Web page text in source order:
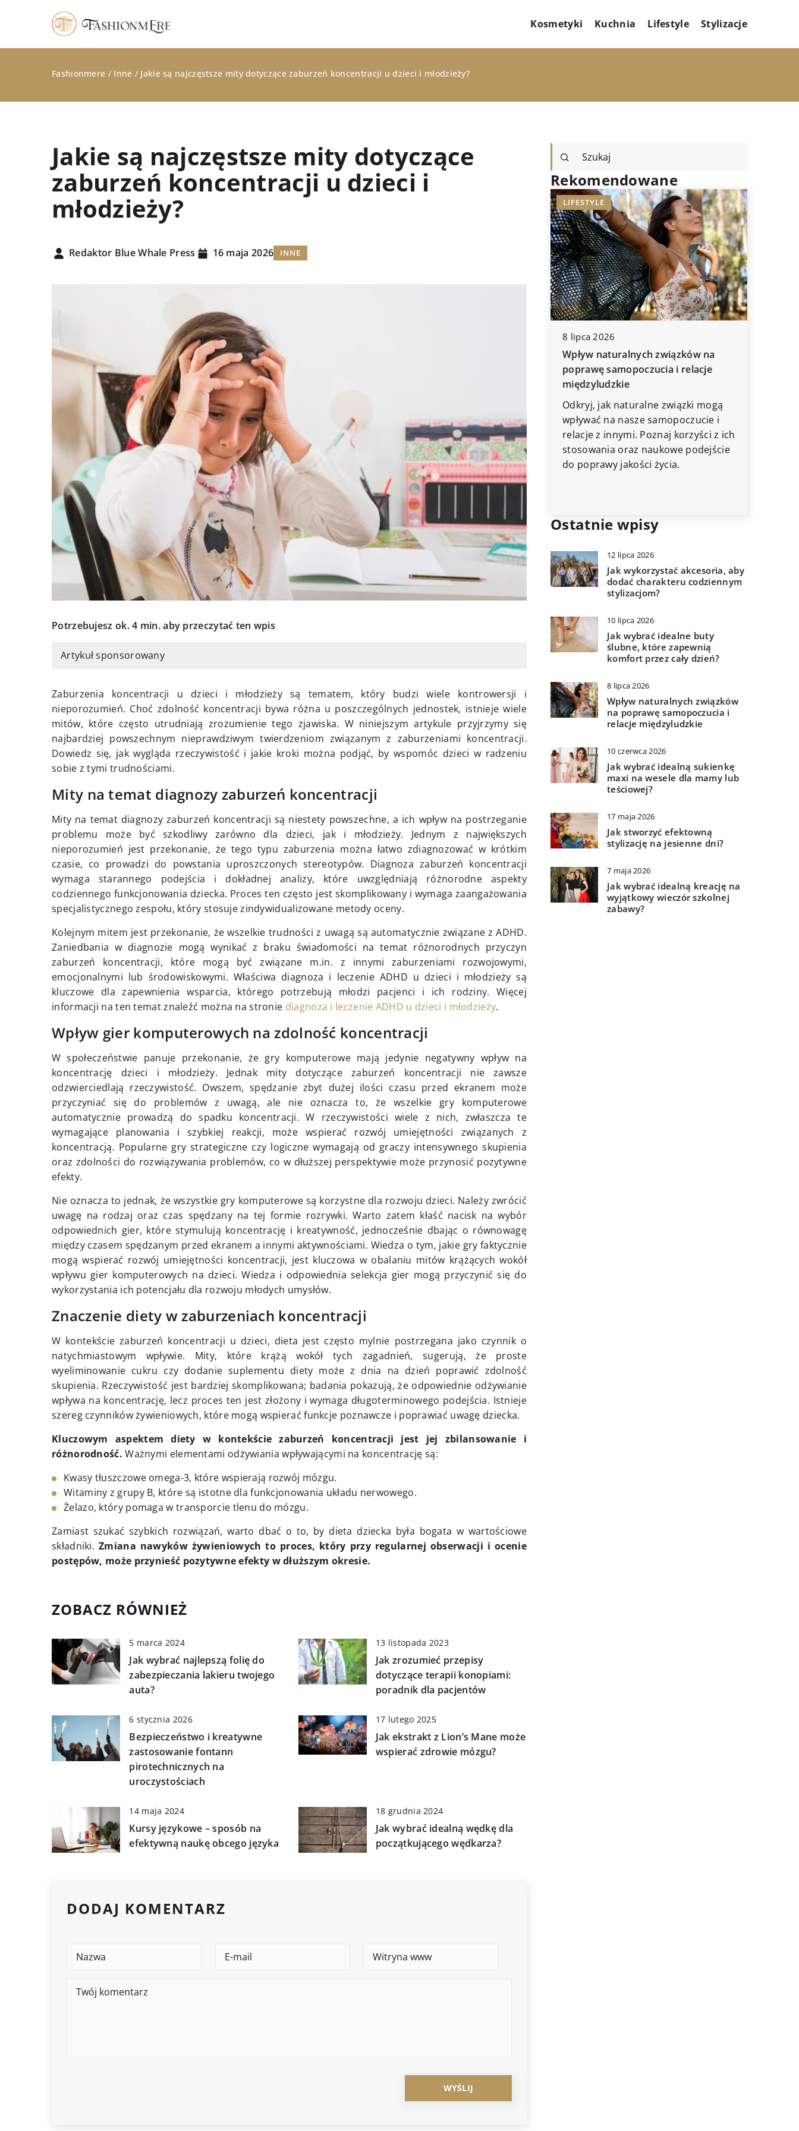
Kosmetyki Kuchnia Lifestyle Stylizacje
Fashionmere / Inne / Jakie są najczęstsze mity dotyczące zaburzeń koncentracji u dzieci i młodzieży?
Jakie są najczęstsze mity dotyczące
zaburzeń koncentracji u dzieci i
młodzieży?
Redaktor Blue Whale Press 16 maja 2026 INNE
Potrzebujesz ok. 4 min. aby przeczytać ten wpis
Artykuł sponsorowany
Zaburzenia koncentracji u dzieci i młodzieży są tematem, który budzi wiele kontrowersji i
nieporozumień. Choć zdolność koncentracji bywa różna u poszczególnych jednostek, istnieje wiele
mitów, które często utrudniają zrozumienie tego zjawiska. W niniejszym artykule przyjrzymy się
najbardziej powszechnym nieprawdziwym twierdzeniom związanym z zaburzeniami koncentracji.
Dowiedz się, jak wygląda rzeczywistość i jakie kroki można podjąć, by wspomóc dzieci w radzeniu
sobie z tymi trudnościami.
Mity na temat diagnozy zaburzeń koncentracji
Mity na temat diagnozy zaburzeń koncentracji są niestety powszechne, a ich wpływ na postrzeganie
problemu może być szkodliwy zarówno dla dzieci, jak i młodzieży. Jednym z największych
nieporozumień jest przekonanie, że tego typu zaburzenia można łatwo zdiagnozować w krótkim
czasie, co prowadzi do powstania uproszczonych stereotypów. Diagnoza zaburzeń koncentracji
wymaga starannego podejścia i dokładnej analizy, które uwzględniają różnorodne aspekty
codziennego funkcjonowania dziecka. Proces ten często jest skomplikowany i wymaga zaangażowania
specjalistycznego zespołu, który stosuje zindywidualizowane metody oceny.
Kolejnym mitem jest przekonanie, że wszelkie trudności z uwagą są automatycznie związane z ADHD.
Zaniedbania w diagnozie mogą wynikać z braku świadomości na temat różnorodnych przyczyn
zaburzeń koncentracji, które mogą być związane m.in. z innymi zaburzeniami rozwojowymi,
emocjonalnymi lub środowiskowymi. Właściwa diagnoza i leczenie ADHD u dzieci i młodzieży są
kluczowe dla zapewnienia wsparcia, którego potrzebują młodzi pacjenci i ich rodziny. Więcej
informacji na ten temat znaleźć można na stronie diagnoza i leczenie ADHD u dzieci i młodzieży.
Wpływ gier komputerowych na zdolność koncentracji
W społeczeństwie panuje przekonanie, że gry komputerowe mają jedynie negatywny wpływ na
koncentrację dzieci i młodzieży. Jednak mity dotyczące zaburzeń koncentracji nie zawsze
odzwierciedlają rzeczywistość. Owszem, spędzanie zbyt dużej ilości czasu przed ekranem może
przyczyniać się do problemów z uwagą, ale nie oznacza to, że wszelkie gry komputerowe
automatycznie prowadzą do spadku koncentracji. W rzeczywistości wiele z nich, zwłaszcza te
wymagające planowania i szybkiej reakcji, może wspierać rozwój umiejętności związanych z
koncentracją. Popularne gry strategiczne czy logiczne wymagają od graczy intensywnego skupienia
oraz zdolności do rozwiązywania problemów, co w dłuższej perspektywie może przynosić pozytywne
efekty.
Nie oznacza to jednak, że wszystkie gry komputerowe są korzystne dla rozwoju dzieci. Należy zwrócić
uwagę na rodzaj oraz czas spędzany na tej formie rozrywki. Warto zatem kłaść nacisk na wybór
odpowiednich gier, które stymulują koncentrację i kreatywność, jednocześnie dbając o równowagę
między czasem spędzanym przed ekranem a innymi aktywnościami. Wiedza o tym, jakie gry faktycznie
mogą wspierać rozwój umiejętności koncentracji, jest kluczowa w obalaniu mitów krążących wokół
wpływu gier komputerowych na dzieci. Wiedza i odpowiednia selekcja gier mogą przyczynić się do
wykorzystania ich potencjału dla rozwoju młodych umysłów.
Znaczenie diety w zaburzeniach koncentracji
W kontekście zaburzeń koncentracji u dzieci, dieta jest często mylnie postrzegana jako czynnik o
natychmiastowym wpływie. Mity, które krążą wokół tych zagadnień, sugerują, że proste
wyeliminowanie cukru czy dodanie suplementu diety może z dnia na dzień poprawić zdolność
skupienia. Rzeczywistość jest bardziej skomplikowana; badania pokazują, że odpowiednie odżywianie
wpływa na koncentrację, lecz proces ten jest złożony i wymaga długoterminowego podejścia. Istnieje
szereg czynników żywieniowych, które mogą wspierać funkcje poznawcze i poprawiać uwagę dziecka.
Kluczowym aspektem diety w kontekście zaburzeń koncentracji jest jej zbilansowanie i
różnorodność. Ważnymi elementami odżywiania wpływającymi na koncentrację są:
Kwasy tłuszczowe omega-3, które wspierają rozwój mózgu.
Witaminy z grupy B, które są istotne dla funkcjonowania układu nerwowego.
Żelazo, który pomaga w transporcie tlenu do mózgu.
Zamiast szukać szybkich rozwiązań, warto dbać o to, by dieta dziecka była bogata w wartościowe
składniki. Zmiana nawyków żywieniowych to proces, który przy regularnej obserwacji i ocenie
postępów, może przynieść pozytywne efekty w dłuższym okresie.
ZOBACZ RÓWNIEŻ
5 marca 2024
Jak wybrać najlepszą folię do
zabezpieczania lakieru twojego
auta?
13 listopada 2023
Jak zrozumieć przepisy
dotyczące terapii konopiami:
poradnik dla pacjentów
6 stycznia 2026
Bezpieczeństwo i kreatywne
zastosowanie fontann
pirotechnicznych na
uroczystościach
17 lutego 2025
Jak ekstrakt z Lion’s Mane może
wspierać zdrowie mózgu?
14 maja 2024
Kursy językowe – sposób na
efektywną naukę obcego języka
18 grudnia 2024
Jak wybrać idealną wędkę dla
początkującego wędkarza?
DODAJ KOMENTARZ
Rekomendowane
STYLIZACJE
21 sierpnia 2025
Jak zbudować garderobę kapsułową,
która podkreśli Twój osobisty styl?
Odkryj tajniki tworzenia garderoby
kapsułowej, która nie tylko ułatwi
codzienne wybory modowe, ale
także podkreśli Twój niepowtarzalny
styl. Dowiedz się, jak wybierać
ubrania, aby czuć się pewnie i
stylowo każdego dnia.
właściwa dieta wpływa na cerę i
włosy, by były one zawsze zdrowe,
lśniące i pełne życia.
LIFESTYLE
8 lipca 2026
Wpływ naturalnych związków na
poprawę samopoczucia i relacje
międzyludzkie
Odkryj, jak naturalne związki mogą
wpływać na nasze samopoczucie i
relacje z innymi. Poznaj korzyści z ich
stosowania oraz naukowe podejście
do poprawy jakości życia.
Ostatnie wpisy
12 lipca 2026
Jak wykorzystać akcesoria, aby
dodać charakteru codziennym
stylizacjom?
10 lipca 2026
Jak wybrać idealne buty
ślubne, które zapewnią
komfort przez cały dzień?
8 lipca 2026
Wpływ naturalnych związków
na poprawę samopoczucia i
relacje międzyludzkie
10 czerwca 2026
Jak wybrać idealną sukienkę
maxi na wesele dla mamy lub
teściowej?
17 maja 2026
Jak stworzyć efektowną
stylizację na jesienne dni?
7 maja 2026
Jak wybrać idealną kreację na
wyjątkowy wieczór szkolnej
zabawy?